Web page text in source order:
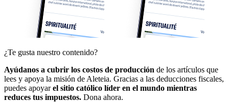
¿Te gusta nuestro contenido?
Ayúdanos a cubrir los costos de producción de los artículos que
lees y apoya la misión de Aleteia. Gracias a las deducciones fiscales,
puedes apoyarel sitio católico líder en el mundo mientras
reduces tus impuestos. Dona ahora.